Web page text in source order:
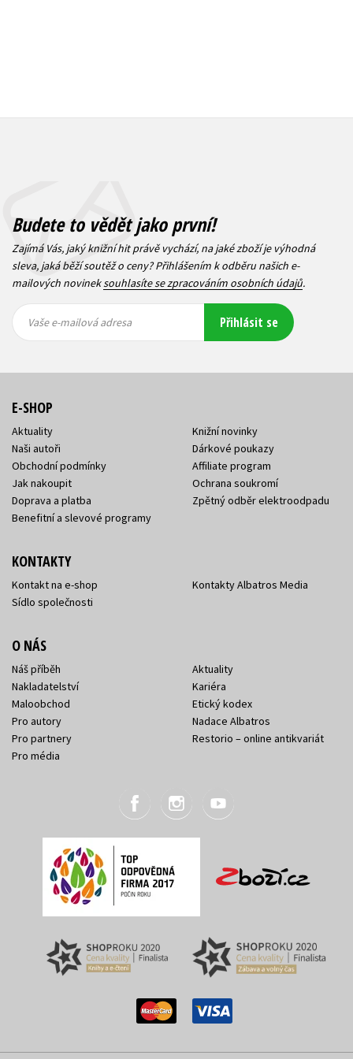
Budete to vědět jako první!
Zajímá Vás, jaký knižní hit právě vychází, na jaké zboží je výhodná
sleva, jaká běží soutěž o ceny? Přihlášením k odběru našich e-
mailových novineksouhlasíte se zpracováním osobních údajů.
mailová
mailová
Vaše e-mailová adresa Přihlásit se
E-SHOP
Aktuality
Naši autoři
Obchodní podmínky
Jak nakoupit
Doprava a platba
Benefitní a slevové programy
Knižní novinky
Dárkové poukazy
Affiliate program
Ochrana soukromí
Zpětný odběr elektroodpadu
KONTAKTY
Kontakt na e-shop
Sídlo společnosti
Kontakty Albatros Media
O NÁS
Náš příběh
Nakladatelství
Maloobchod
Pro autory
Pro partnery
Pro média
Aktuality
Kariéra
Etický kodex
Nadace Albatros
Restorio – online antikvariát